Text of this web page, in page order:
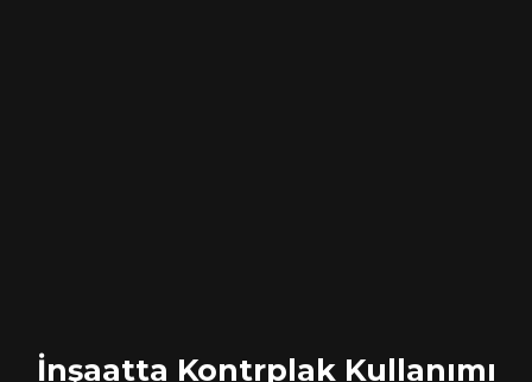
İnşaatta Kontrplak Kullanımı